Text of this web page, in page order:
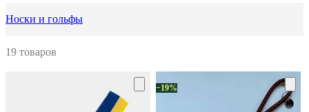
Носки и гольфы
19 товаров
−19%